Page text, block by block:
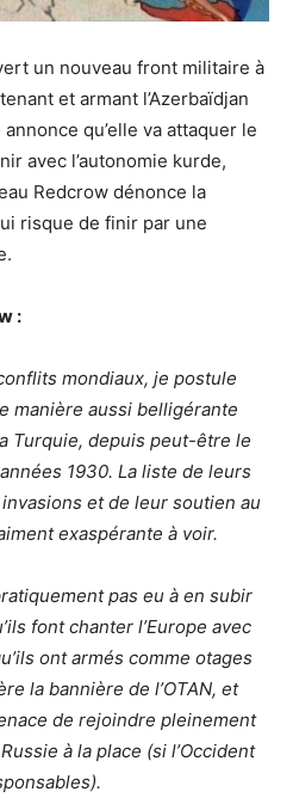
un nouveau front militaire à
et armant l’Azerbaïdjan
qu’elle va attaquer le
avec l’autonomie kurde,
Redcrow dénonce la
risque de finir par une
:
mondiaux, je postule
manière aussi belligérante
Turquie, depuis peut-être le
1930. La liste de leurs
et de leur soutien au
exaspérante à voir.
pas eu à en subir
font chanter l’Europe avec
ont armés comme otages
la bannière de l’OTAN, et
de rejoindre pleinement
à la place (si l’Occident